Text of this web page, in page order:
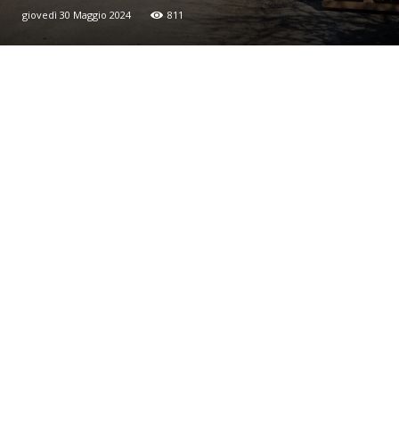
giovedì 30 Maggio 2024 811